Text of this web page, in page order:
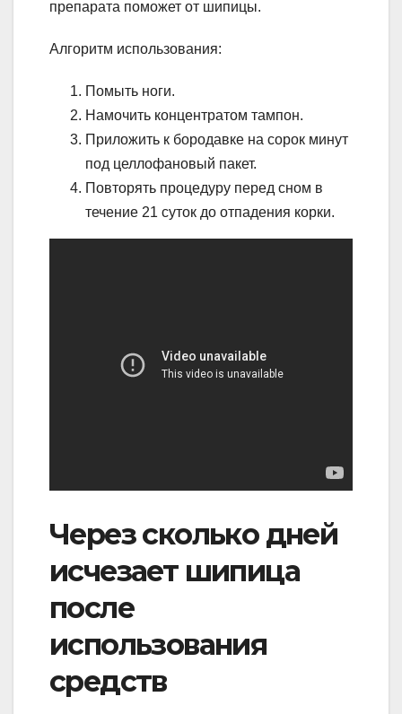
препарата поможет от шипицы.
Алгоритм использования:
Помыть ноги.
Намочить концентратом тампон.
Приложить к бородавке на сорок минут
под целлофановый пакет.
Повторять процедуру перед сном в
течение 21 суток до отпадения корки.
Через сколько дней
исчезает шипица
после
использования
средств